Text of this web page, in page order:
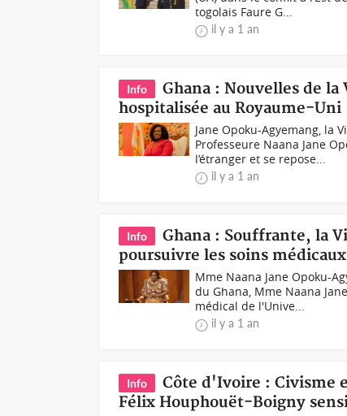
togolais Faure G...
il y a 1 an
Info
Ghana : Nouvelles de
hospitalisée au Royaume-Uni
Jane Opoku-Agyemang, la
Professeure Naana Jane
l’étranger et se repose...
il y a 1 an
Info
Ghana : Souffrante, la
poursuivre les soins
Mme Naana Jane Opoku-
du Ghana, Mme Naana
médical de l'Unive...
il y a 1 an
Info
Côte d'Ivoire : Civisme
Félix Houphouët-Boigny